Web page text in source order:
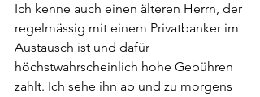
Ich kenne auch einen älteren Herrn, der
regelmässig mit einem Privatbanker im
Austausch ist und dafür
höchstwahrscheinlich hohe Gebühren
zahlt. Ich sehe ihn ab und zu morgens